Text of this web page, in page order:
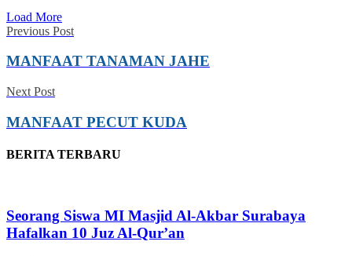
Load More
Previous Post
MANFAAT TANAMAN JAHE
Next Post
MANFAAT PECUT KUDA
BERITA TERBARU
Seorang Siswa MI Masjid Al-Akbar Surabaya
Hafalkan 10 Juz Al-Qur’an